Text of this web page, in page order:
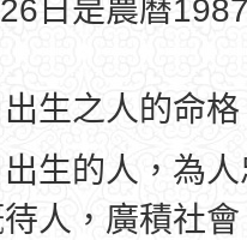
日是農曆
生之人的命
生的人，為
人，廣積社